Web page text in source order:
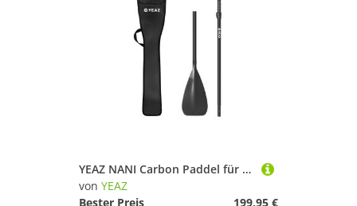
YEAZ NANI Carbon Paddel für SUP SUP-Paddel, Carbon Paddel für SUP
von YEAZ
Bester Preis
199,95 €